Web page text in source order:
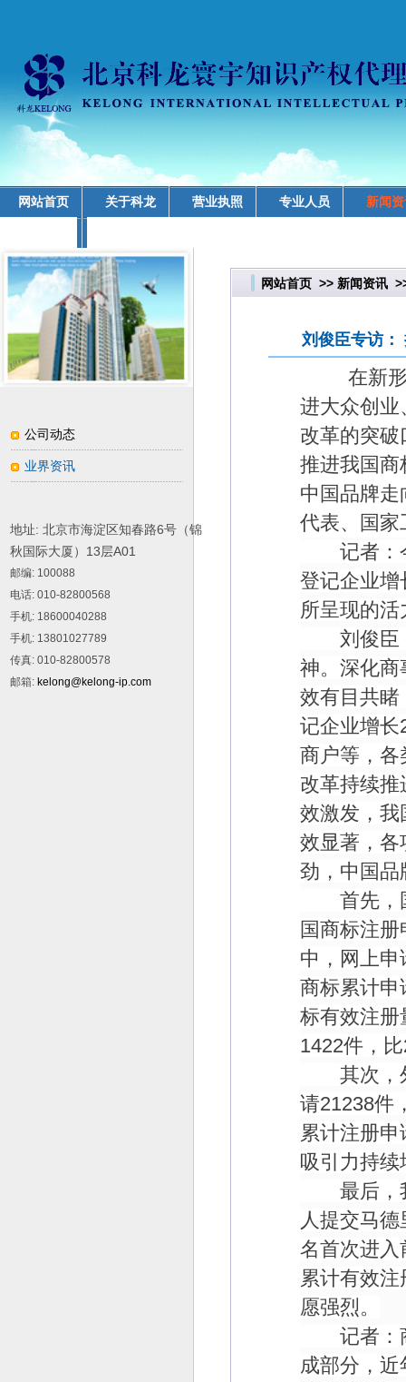
网站首页 关于科龙 营业执照 专业人员 新闻
公司动态
业界资讯
地址: 北京市海淀区知春路6号（锦
秋国际大厦）13层A01
邮编: 100088
电话: 010-82800568
手机: 18600040288
手机: 13801027789
传真: 010-82800578
邮箱: kelong@kelong-ip.com
网站首页 >> 新闻资讯
刘俊臣专访：
在新
进大众创业
改革的突
推进我国商
中国品牌
代表、国家
记者：今
登记企业增
所呈现的
刘俊臣：
神。深化商
效有目共睹
记企业增长
商户等，各
改革持续
效激发，我
效显著，各
劲，中国品
首先，国
国商标注册
中，网上申
商标累计申
标有效注册
1422件，比
其次，外
请21238件
累计注册申
吸引力持续
最后，我
人提交马
名首次进入
累计有效
愿强烈。
记者：商
成部分，